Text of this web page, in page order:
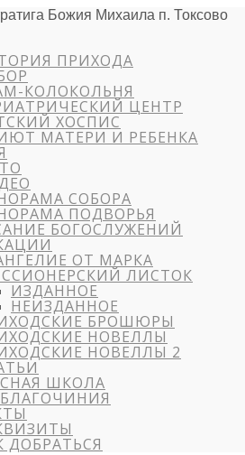
Божия Михаила п. Токсово
ПРИХОДА
КОЛОКОЛЬНЯ
ЦЕНТР
ХОСПИС
МАТЕРИ И РЕБЕНКА
СОБОРА
ПОДВОРЬЯ
БОГОСЛУЖЕНИЙ
ОТ МАРКА
ЛИСТОК
ИЗДАННОЕ
НЕИЗДАННОЕ
БРОШЮРЫ
НОВЕЛЛЫ
НОВЕЛЛЫ 2
ШКОЛА
ДОБРАТЬСЯ